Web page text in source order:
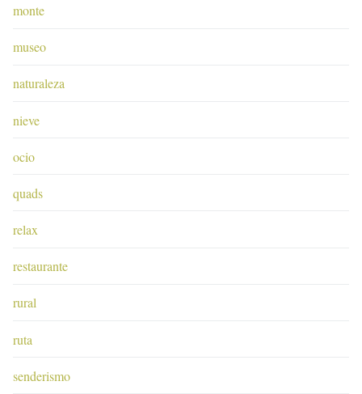
monte
museo
naturaleza
nieve
ocio
quads
relax
restaurante
rural
ruta
senderismo